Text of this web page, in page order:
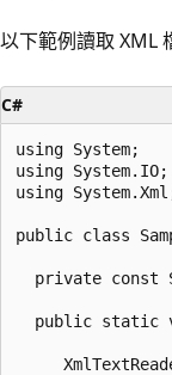
以下範例讀取 XML
C#
using System;
using System.IO;
using
public class
private const
public static